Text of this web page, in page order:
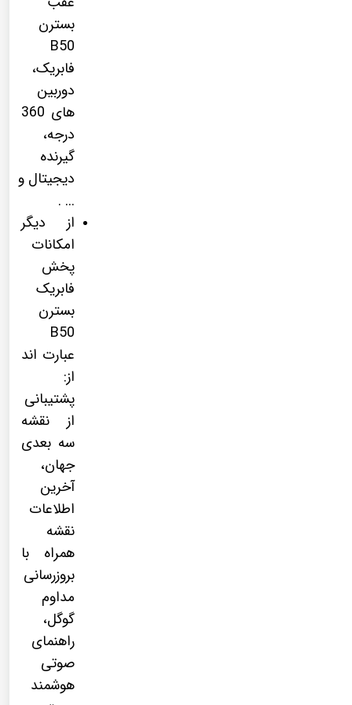
بسترن
B50
فابریک،
دوربین
های 360
درجه،
گیرنده
دیجیتال و
... .
از دیگر
امکانات
پخش
فابریک
بسترن
B50
عبارت اند
از:
پشتیبانی
از نقشه
سه بعدی
جهان،
آخرین
اطلاعات
نقشه
همراه با
بروزرسانی
مداوم
گوگل،
راهنمای
صوتی
هوشمند